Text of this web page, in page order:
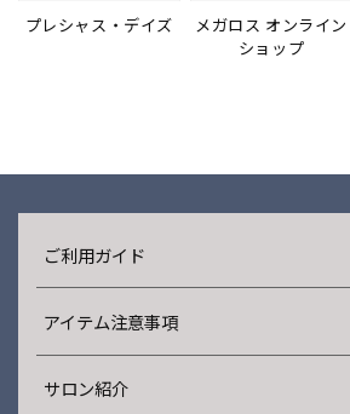
プレシャス・デイズ
メガロス オンライン
ショップ
ご利用ガイド
アイテム注意事項
サロン紹介